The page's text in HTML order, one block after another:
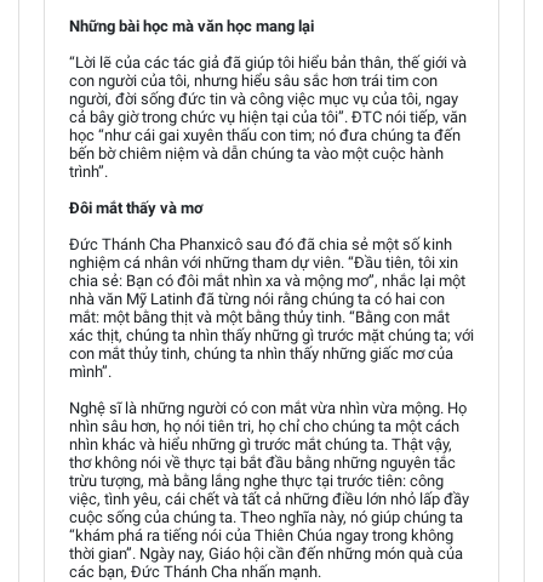
Những bài học mà văn học mang lại
“Lời lẽ của các tác giả đã giúp tôi hiểu bản thân, thế giới và
con người của tôi, nhưng hiểu sâu sắc hơn trái tim con
người, đời sống đức tin và công việc mục vụ của tôi, ngay
cả bây giờ trong chức vụ hiện tại của tôi”. ĐTC nói tiếp, văn
học “như cái gai xuyên thấu con tim; nó đưa chúng ta đến
bến bờ chiêm niệm và dẫn chúng ta vào một cuộc hành
trình”.
Đôi mắt thấy và mơ
Đức Thánh Cha Phanxicô sau đó đã chia sẻ một số kinh
nghiệm cá nhân với những tham dự viên. “Đầu tiên, tôi xin
chia sẻ: Bạn có đôi mắt nhìn xa và mộng mơ”, nhắc lại một
nhà văn Mỹ Latinh đã từng nói rằng chúng ta có hai con
mắt: một bằng thịt và một bằng thủy tinh. “Bằng con mắt
xác thịt, chúng ta nhìn thấy những gì trước mặt chúng ta; với
con mắt thủy tinh, chúng ta nhìn thấy những giấc mơ của
mình”.
Nghệ sĩ là những người có con mắt vừa nhìn vừa mộng. Họ
nhìn sâu hơn, họ nói tiên tri, họ chỉ cho chúng ta một cách
nhìn khác và hiểu những gì trước mắt chúng ta. Thật vậy,
thơ không nói về thực tại bắt đầu bằng những nguyên tắc
trừu tượng, mà bằng lắng nghe thực tại trước tiên: công
việc, tình yêu, cái chết và tất cả những điều lớn nhỏ lấp đầy
cuộc sống của chúng ta. Theo nghĩa này, nó giúp chúng ta
“khám phá ra tiếng nói của Thiên Chúa ngay trong không
thời gian”. Ngày nay, Giáo hội cần đến những món quà của
các bạn, Đức Thánh Cha nhấn mạnh.